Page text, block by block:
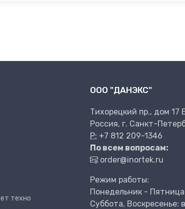
техно
ООО "ДАНЭКС"
Тихорецкий пр., дом 17
Россия, г. Санкт-
P: +7 812 209-1346
По всем вопросам:
order@inortek.ru
Режим работы:
Понедельник -
Суббота, Воскресенье: